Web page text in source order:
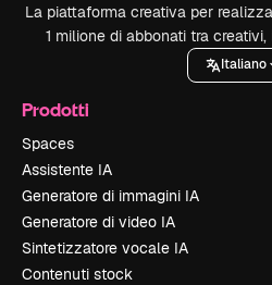
La piattaforma creativa per
1 milione di abbonati tra
Italiano
Prodotti
Spaces
Assistente IA
Generatore di immagini IA
Generatore di video IA
Sintetizzatore vocale IA
Contenuti stock